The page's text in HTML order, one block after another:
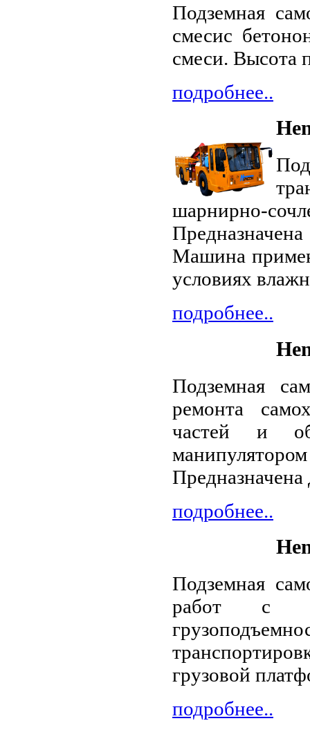
Подземная
смесис
смеси. Высота
подробнее..
шарнирно-
Машина
условиях
подробнее..
Подземная
ремонта
частей и
Предназначена
подробнее..
Подземная
работ с
грузовой
подробнее..